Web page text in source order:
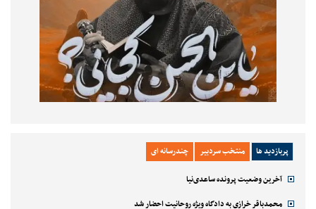
پربازدید ها منتخب سردبیر چندرسانه ای
آخرین وضعیت پرونده ساعدی‌نیا
محمدباقر خرازی به دادگاه ویژه روحانیت احضار شد